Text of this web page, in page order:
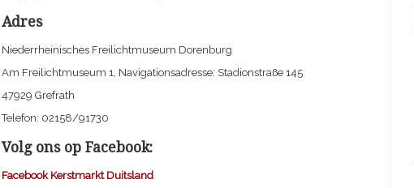
Adres
Niederrheinisches Freilichtmuseum Dorenburg
Am Freilichtmuseum 1, Navigationsadresse: Stadionstraße 145
47929 Grefrath
Telefon: 02158/91730
Volg ons op Facebook:
Facebook Kerstmarkt Duitsland